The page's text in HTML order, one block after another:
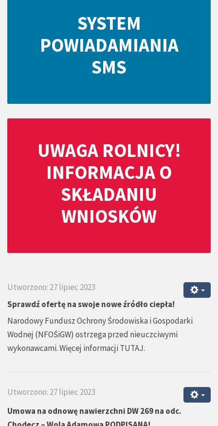
SYSTEM
POWIADAMIANIA
SMS
UWAGA ROLNICY!
INFORMACJA O
SKŁADANIU
WNIOSKÓW
Utworzono: 27 lipiec 2023
Sprawdź ofertę na swoje nowe źródło ciepła!
Narodowy Fundusz Ochrony Środowiska i Gospodarki
Wodnej (NFOŚiGW) ostrzega przed nieuczciwymi
wykonawcami. Więcej informacji TUTAJ.
Utworzono: 27 lipiec 2023
Umowa na odnowę nawierzchni DW 269 na odc.